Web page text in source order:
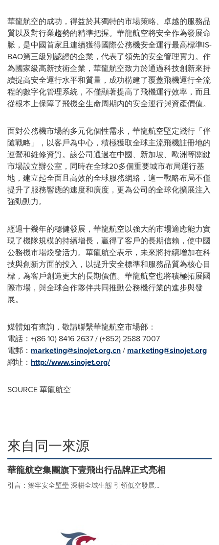
華龍航空的成功，得益於其獨特的市場策略、卓越的服務品
質以及對行業趨勢的精準把握。華龍航空將安全作為發展命
脈，是中國首家且連續獲得國際公務機安全運行最高標準IS-
BAO第三級別認證的企業，代表了領先的安全管理實力。作
為國家級高新技術企業，華龍航空致力於通過科技創新來持
續提高安全運行水平和質量，成功構建了覆蓋飛機運行全流
程的數字化管理系統，不僅顯著提高了飛機運行效率，而且
從根本上保障了飛機全生命周期內的安全運行與資產價值。
面對公務機市場的多元化個性需求，華龍航空堅定踐行「伴
隨戰略」，以客戶為中心，積極獲取全球主流飛機註冊地的
運營和維修資質。該公司通過在中國、新加坡、歐洲等關鍵
市場設立辦公室，同時在全球20多個重要城市布局運行基
地，建立起全面且高效的全球服務網絡，這一戰略布局不僅
提升了服務響應的速度和廣度，更為公司的全球化擴展注入
強勁動力。
經過十幾年的穩健發展，華龍航空以強大的市場適應能力實
現了機隊規模的持續增長，贏得了客戶的長期信賴，使中國
公務機市場煥發活力。華龍航空表示，未來將持續增加在科
技與創新方面的投入，以提升安全標準和服務品質為核心目
標，為客戶創造更大的長期價值。華龍航空也將積極拓展國
際市場，與全球合作夥伴共同推動公務機行業的進步與發
展。
媒體如有查詢，敬請聯繫華龍航空市場部：
電話：+(86 10) 8416 2637 / (+852) 2588 7007
電郵： marketing@sinojet.org.cn/ marketing@sinojet.org
網址： http://www.sinojet.org/
SOURCE 華龍航空
來自同一來源
華龍航空集團旗下壹飛出行品牌正式亮相
引言：築牢安全壁壘 深耕全域生態 引領低空發展...